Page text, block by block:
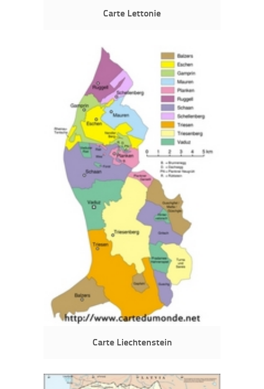
Carte Lettonie
Carte Liechtenstein